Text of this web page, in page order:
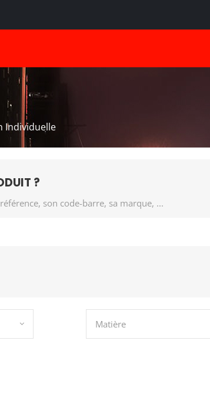
Individuelle
?
son code-barre, sa marque, ...
Matière